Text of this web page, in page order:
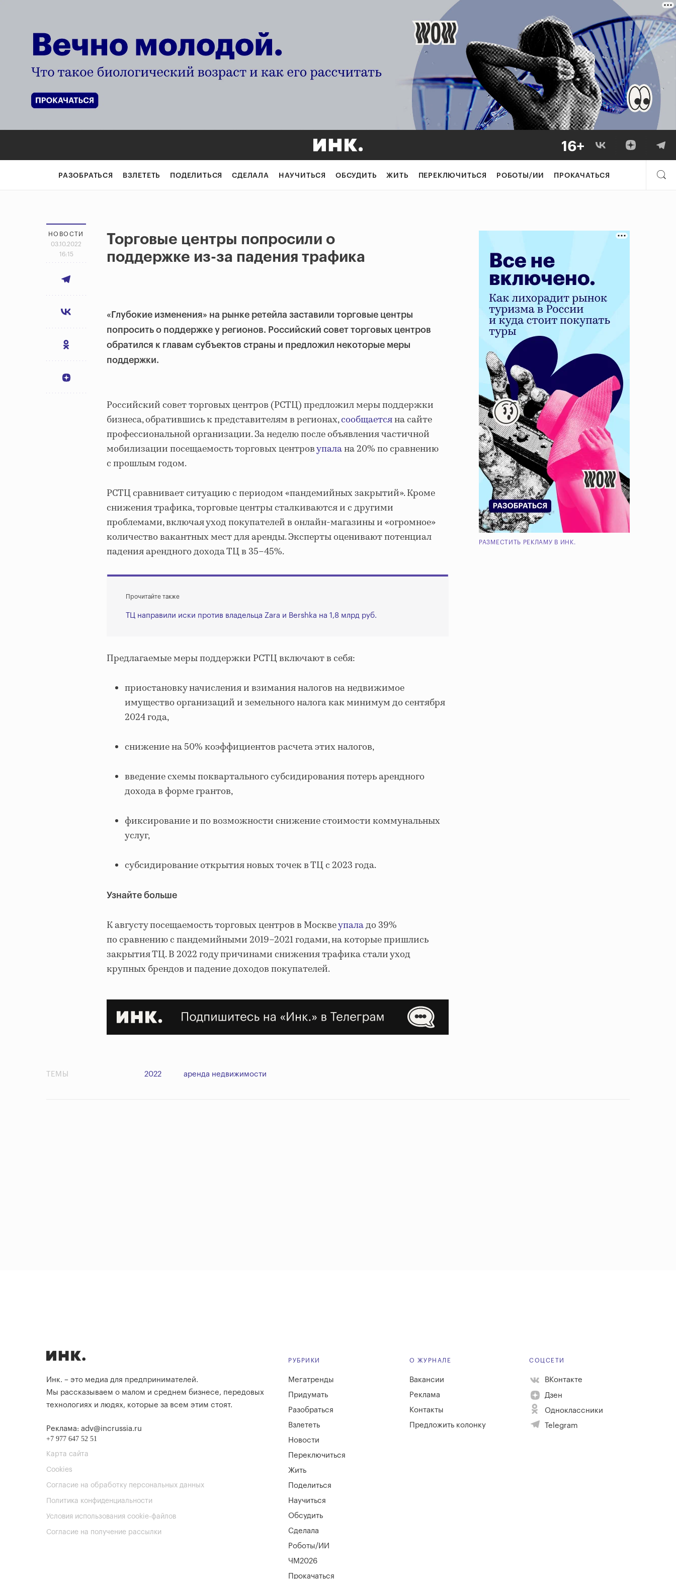
РАЗОБРАТЬСЯ ВЗЛЕТЕТЬ ПОДЕЛИТЬСЯ СДЕЛАЛА НАУЧИТЬСЯ ОБСУДИТЬ ЖИТЬ ПЕРЕКЛЮЧИТЬСЯ РОБОТЫ/ИИ ПРОКАЧАТЬСЯ
НОВОСТИ
03.10.2022
16:15
Торговые центры попросили о
поддержке из-за падения трафика
«Глубокие изменения» на рынке ретейла заставили торговые центры
попросить о поддержке у регионов. Российский совет торговых центров
обратился к главам субъектов страны и предложил некоторые меры
поддержки.
Российский совет торговых центров (РСТЦ) предложил меры поддержки
бизнеса, обратившись к представителям в регионах,сообщаетсяна сайте
профессиональной организации. За неделю после объявления частичной
мобилизации посещаемость торговых центровупалана 20% по сравнению
с прошлым годом.
РСТЦ сравнивает ситуацию с периодом «пандемийных закрытий». Кроме
снижения трафика, торговые центры сталкиваются и с другими
проблемами, включая уход покупателей в онлайн-магазины и «огромное»
количество вакантных мест для аренды. Эксперты оценивают потенциал
падения арендного дохода ТЦ в 35–45%.
Прочитайте также
ТЦ направили иски против владельца Zara и Bershka на 1,8 млрд руб.
Предлагаемые меры поддержки РСТЦ включают в себя:
приостановку начисления и взимания налогов на недвижимое
имущество организаций и земельного налога как минимум до сентября
2024 года,
снижение на 50% коэффициентов расчета этих налогов,
введение схемы поквартального субсидирования потерь арендного
дохода в форме грантов,
фиксирование и по возможности снижение стоимости коммунальных
услуг,
субсидирование открытия новых точек в ТЦ с 2023 года.
Узнайте больше
К августу посещаемость торговых центров в Москвеупаладо 39%
по сравнению с пандемийными 2019–2021 годами, на которые пришлись
закрытия ТЦ. В 2022 году причинами снижения трафика стали уход
крупных брендов и падение доходов покупателей.
РАЗМЕСТИТЬ РЕКЛАМУ В ИНК.
ТЕМЫ 2022 аренда недвижимости
Инк. – это медиа для предпринимателей.
Мы рассказываем о малом и среднем бизнесе, передовых
технологиях и людях, которые за всем этим стоят.
Реклама: adv@incrussia.ru
+7 977 647 52 51
Карта сайта
Cookies
Согласие на обработку персональных данных
Политика конфиденциальности
Условия использования cookie-файлов
Согласие на получение рассылки
РУБРИКИ
Мегатренды
Придумать
Разобраться
Взлететь
Новости
Переключиться
Жить
Поделиться
Научиться
Обсудить
Сделала
Роботы/ИИ
ЧМ2026
Прокачаться
О ЖУРНАЛЕ
Вакансии
Реклама
Контакты
Предложить колонку
СОЦСЕТИ
ВКонтакте
Дзен
Одноклассники
Telegram